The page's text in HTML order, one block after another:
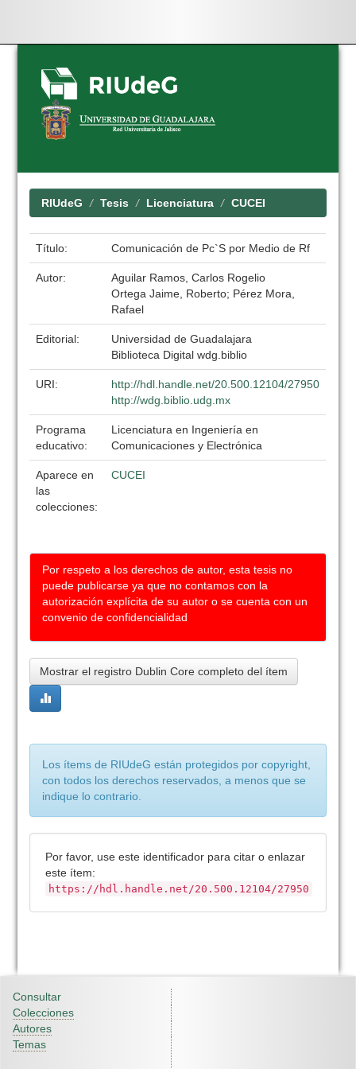
Skip
navigation
RIUdeG Tesis Licenciatura CUCEI
Título: Comunicación de Pc`S por Medio de Rf
Autor:
Aguilar Ramos, Carlos Rogelio
Ortega Jaime, Roberto; Pérez Mora,
Rafael
Editorial:
Universidad de Guadalajara
Biblioteca Digital wdg.biblio
URI:
http://hdl.handle.net/20.500.12104/27950
http://wdg.biblio.udg.mx
Programa
educativo:
Licenciatura en Ingeniería en
Comunicaciones y Electrónica
Aparece en
las
colecciones:
CUCEI
Por respeto a los derechos de autor, esta tesis no
puede publicarse ya que no contamos con la
autorización explícita de su autor o se cuenta con un
convenio de confidencialidad
Mostrar el registro Dublin Core completo del ítem
Los ítems de RIUdeG están protegidos por copyright,
con todos los derechos reservados, a menos que se
indique lo contrario.
Por favor, use este identificador para citar o enlazar
este ítem:
https://hdl.handle.net/20.500.12104/27950
Consultar
Colecciones
Autores
Temas